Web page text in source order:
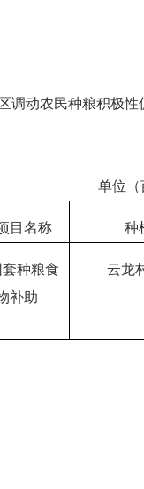
调动农民种粮积极性
单位（
目名称 种
种粮食
补助
云龙